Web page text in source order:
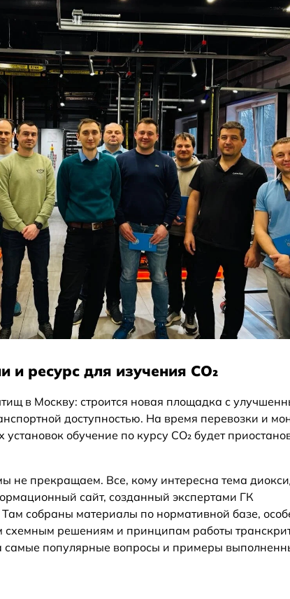
и ресурс для изучения CO₂
в Москву: строится новая площадка с
доступностью. На время перевозки и
обучение по курсу CO₂ будет
не прекращаем. Все, кому интересна тема
сайт, созданный экспертами ГК
Там собраны материалы по нормативной базе,
схемным решениям и принципам работы
самые популярные вопросы и примеры